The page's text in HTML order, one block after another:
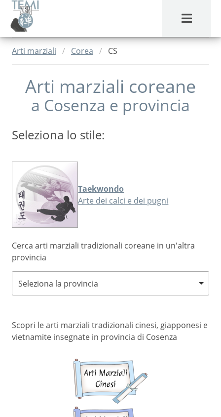
MENU
Arti marziali Corea CS
Arti marziali coreane
a Cosenza e provincia
Seleziona lo stile:
Taekwondo
Arte dei calci e dei pugni
Cerca arti marziali tradizionali coreane in un'altra
provincia
Seleziona la provincia
Scopri le arti marziali tradizionali cinesi, giapponesi e
vietnamite insegnate in provincia di Cosenza
marziali